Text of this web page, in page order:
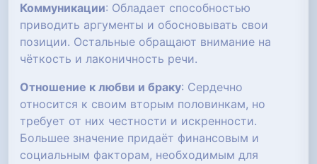
Коммуникации: Обладает способностью
приводить аргументы и обосновывать свои
позиции. Остальные обращают внимание на
чёткость и лаконичность речи.
Отношение к любви и браку: Сердечно
относится к своим вторым половинкам, но
требует от них честности и искренности.
Большее значение придаёт финансовым и
социальным факторам, необходимым для